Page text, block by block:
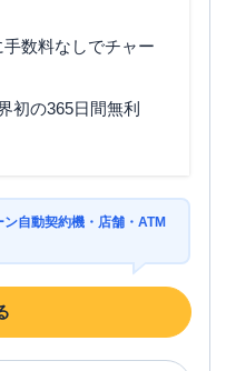
数料なしでチャー
初の365日間無利
自動契約機・店舗・ATM